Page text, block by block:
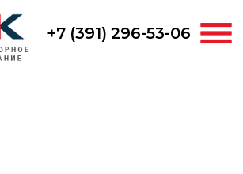
+7 (391) 296-53-06